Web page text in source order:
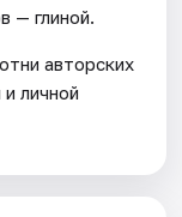
— глиной.
авторских
личной